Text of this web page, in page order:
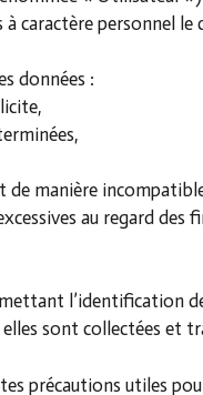
à caractère personnel
données :
manière
au regard
l’identification
sont collectées et
précautions utiles